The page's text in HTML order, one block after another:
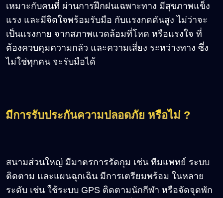
เหมาะกับคนที่ ผ่านการฝึกฝนเฉพาะทาง มีสุขภาพแข็ง
แรง และมีจิตใจพร้อมรับมือ กับแรงกดดันสูง ไม่ว่าจะ
เป็นแรงกาย จากสภาพแวดล้อมที่โหด หรือแรงใจ ที่
ต้องควบคุมความกลัว และความเสี่ยง ระหว่างทาง ซึ่ง
ไม่ใช่ทุกคน จะรับมือได้
มีการรับประกันความปลอดภัย หรือไม่ ?
สนามส่วนใหญ่ มีมาตรการรัดกุม เช่น ทีมแพทย์ ระบบ
ติดตาม และแผนฉุกเฉิน มีการเตรียมพร้อม ในหลาย
ระดับ เช่น ใช้ระบบ GPS ติดตามนักกีฬา หรือจัดจุดพัก